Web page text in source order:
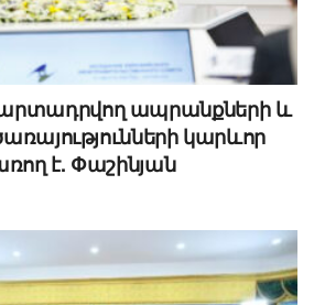
ապրանքների և
կարևոր
է. Փաշինյան